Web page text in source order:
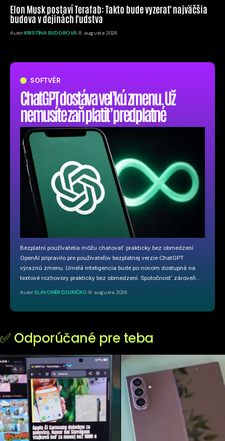
SOFTVÉR
ChatGPT dostáva veľkú zmenu. Už
nemusíte zaň platiť predplatné
Bezplatní používatelia môžu chatovať prakticky bez obmedzení
OpenAI pripravilo pre používateľov bezplatnej verzie ChatGPT
výraznú zmenu. Umelá inteligencia bude po novom dostupná na
textové rozhovory prakticky bez obmedzení. Spoločnosť zároveň…
Autor:SLAVOMÍR DZURIČKO 8. augusta 2026
Elon Musk postaví Terafab: Takto bude vyzerať najväčšia
budova v dejinách ľudstva
Autor:KRISTÍNA SUDOROVÁ 8. augusta 2026
✅ Odporúčané pre teba